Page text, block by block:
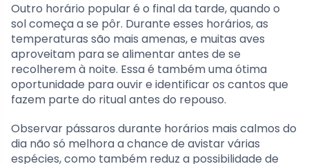
Outro horário popular é o final da tarde, quando o
sol começa a se pôr. Durante esses horários, as
temperaturas são mais amenas, e muitas aves
aproveitam para se alimentar antes de se
recolherem à noite. Essa é também uma ótima
oportunidade para ouvir e identificar os cantos que
fazem parte do ritual antes do repouso.
Observar pássaros durante horários mais calmos do
dia não só melhora a chance de avistar várias
espécies, como também reduz a possibilidade de